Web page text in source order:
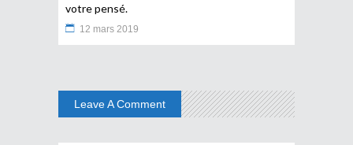
votre pensé.
12 mars 2019
Leave A Comment